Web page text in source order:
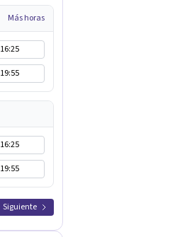
Más horas
16:25
19:55
16:25
19:55
Siguiente